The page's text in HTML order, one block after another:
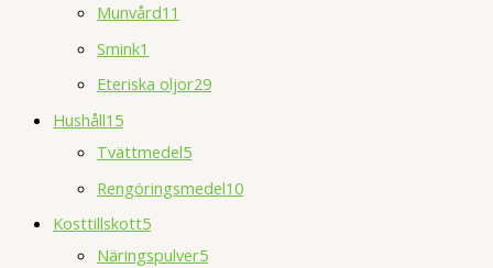
Munvård11
Smink1
Eteriska oljor29
Hushåll15
Tvättmedel5
Rengöringsmedel10
Kosttillskott5
Näringspulver5